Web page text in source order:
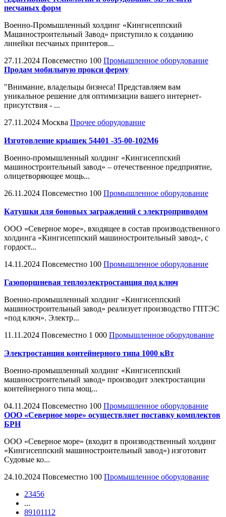
песчаных форм
Военно-Промышленный холдинг «Кингисеппский
Машиностроительный Завод» приступило к созданию
линейки песчаных принтеров...
27.11.2024 Повсеместно 100 Промышленное оборудование
Продам мобильную прокси ферму
"Внимание, владельцы бизнеса! Представляем вам
уникальное решение для оптимизации вашего интернет-
присутствия - ...
27.11.2024 Москва Прочее оборудование
Изготовление крышек 54401 -35-00-102М6
Военно-промышленный холдинг «Кингисеппский
машиностроительный завод» – отечественное предприятие,
олицетворяющее мощь...
26.11.2024 Повсеместно 100 Промышленное оборудование
Катушки для боновых заграждений с электроприводом
ООО «Северное море», входящее в состав производственного
холдинга «Кингисеппский машиностроительный завод», с
гордост...
14.11.2024 Повсеместно 100 Промышленное оборудование
Газопоршневая теплоэлектростанция под ключ
Военно-промышленный холдинг «Кингисеппский
машиностроительный завод» реализует производство ГПТЭС
«под ключ». Электр...
11.11.2024 Повсеместно 1 000 Промышленное оборудование
Электростанция контейнерного типа 1000 кВт
Военно-промышленный холдинг «Кингисеппский
машиностроительный завод» производит электростанции
контейнерного типа мощ...
04.11.2024 Повсеместно 100 Промышленное оборудование
ООО «Северное море» осуществляет поставку комплектов
БРН
ООО «Северное море» (входит в производственный холдинг
«Кингисеппский машиностроительный завод») изготовит
Судовые ко...
24.10.2024 Повсеместно 100 Промышленное оборудование
23456
...
89101112